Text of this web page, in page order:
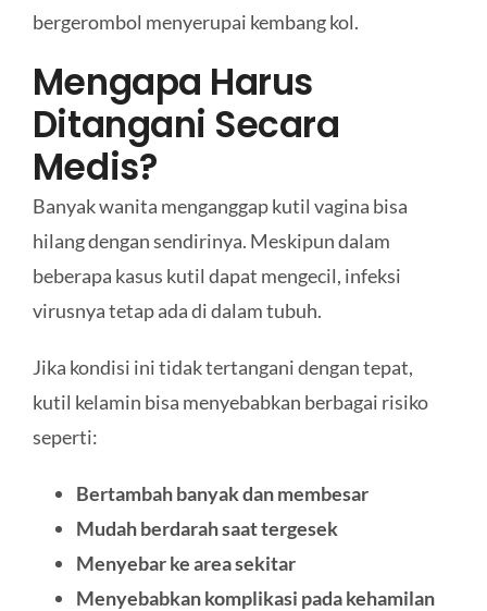
bergerombol menyerupai kembang kol.
Mengapa Harus
Ditangani Secara
Medis?
Banyak wanita menganggap kutil vagina bisa
hilang dengan sendirinya. Meskipun dalam
beberapa kasus kutil dapat mengecil, infeksi
virusnya tetap ada di dalam tubuh.
Jika kondisi ini tidak tertangani dengan tepat,
kutil kelamin bisa menyebabkan berbagai risiko
seperti:
Bertambah banyak dan membesar
Mudah berdarah saat tergesek
Menyebar ke area sekitar
Menyebabkan komplikasi pada kehamilan